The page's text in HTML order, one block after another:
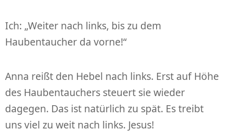
Ich: „Weiter nach links, bis zu dem
Haubentaucher da vorne!“
Anna reißt den Hebel nach links. Erst auf Höhe
des Haubentauchers steuert sie wieder
dagegen. Das ist natürlich zu spät. Es treibt
uns viel zu weit nach links. Jesus!